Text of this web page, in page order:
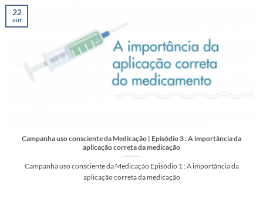
Campanha uso consciente da Medicação | Episódio 3 : A importância da
aplicação correta da medicação
Campanha uso consciente da Medicação Episódio 1 : A importância da
aplicação correta da medicação
22
out